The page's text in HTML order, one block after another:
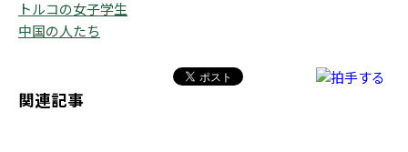
トルコの女子学生
中国の人たち
関連記事